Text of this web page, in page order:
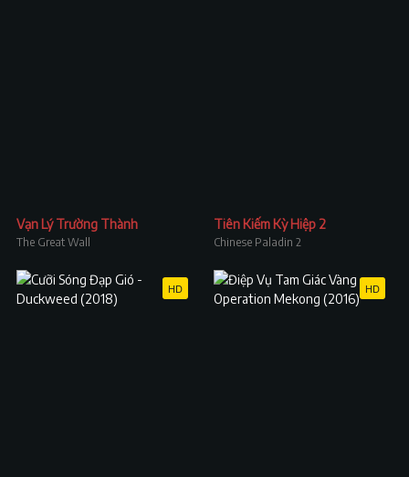
Vạn Lý Trường Thành
The Great Wall
Tiên Kiếm Kỳ Hiệp 2
Chinese Paladin 2
HD HD